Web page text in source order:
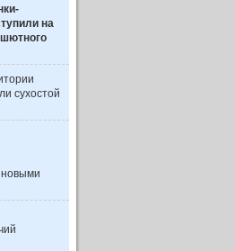
на
сухостой
новыми